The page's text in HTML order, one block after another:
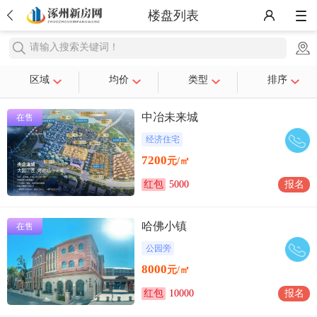
楼盘列表
请输入搜索关键词！
区域 均价 类型 排序
在售 中冶未来城
经济住宅
7200元/㎡
红包 5000 报名
在售 哈佛小镇
公园旁
8000元/㎡
红包 10000 报名